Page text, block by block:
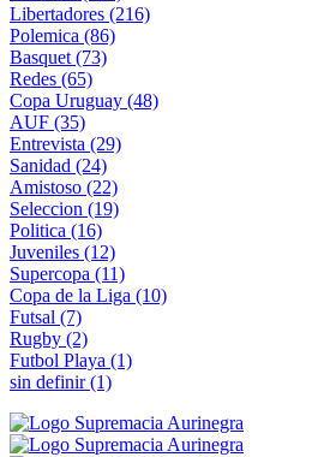
Libertadores (216)
Polemica (86)
Basquet (73)
Redes (65)
Copa Uruguay (48)
AUF (35)
Entrevista (29)
Sanidad (24)
Amistoso (22)
Seleccion (19)
Politica (16)
Juveniles (12)
Supercopa (11)
Copa de la Liga (10)
Futsal (7)
Rugby (2)
Futbol Playa (1)
sin definir(1)